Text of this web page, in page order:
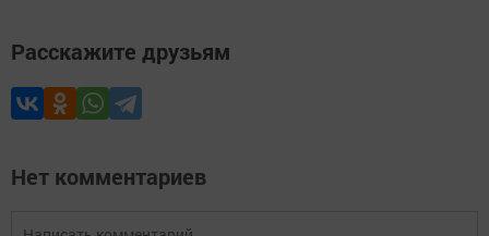
Расскажите друзьям
Нет комментариев